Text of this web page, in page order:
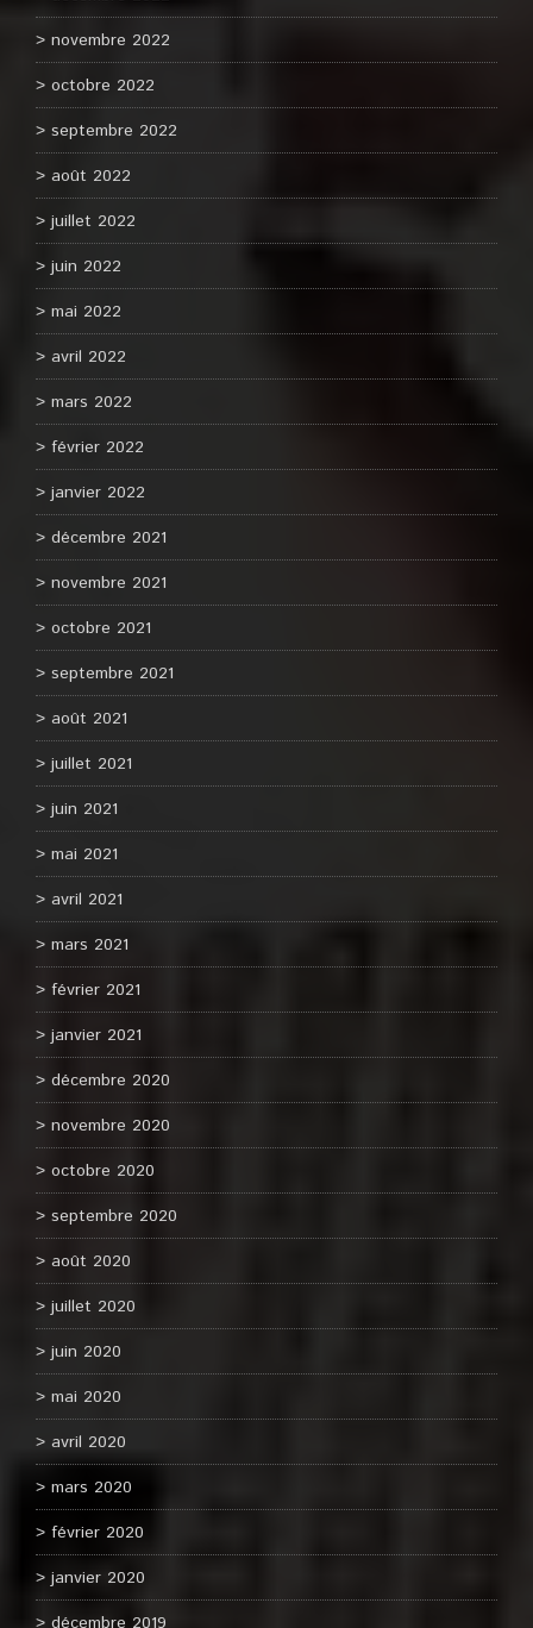
novembre 2022
octobre 2022
septembre 2022
août 2022
juillet 2022
juin 2022
mai 2022
avril 2022
mars 2022
février 2022
janvier 2022
décembre 2021
novembre 2021
octobre 2021
septembre 2021
août 2021
juillet 2021
juin 2021
mai 2021
avril 2021
mars 2021
février 2021
janvier 2021
décembre 2020
novembre 2020
octobre 2020
septembre 2020
août 2020
juillet 2020
juin 2020
mai 2020
avril 2020
mars 2020
février 2020
janvier 2020
décembre 2019